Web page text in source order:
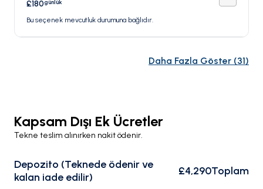
£180günlük
Bu seçenek mevcutluk durumuna bağlıdır.
Daha Fazla Göster (31)
Kapsam Dışı Ek Ücretler
Tekne teslim alınırken nakit ödenir.
Depozito (Teknede ödenir ve
kalan iade edilir)
£4,290Toplam